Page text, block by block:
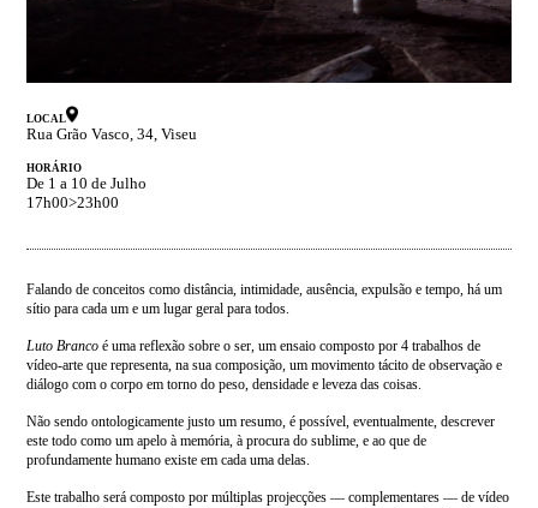
LOCAL
Rua Grão Vasco, 34, Viseu
HORÁRIO
De 1 a 10 de Julho
17h00>23h00
Falando de conceitos como distância, intimidade, ausência, expulsão e tempo, há um
sítio para cada um e um lugar geral para todos.
Luto Branco é uma reflexão sobre o ser, um ensaio composto por 4 trabalhos de
vídeo-arte que representa, na sua composição, um movimento tácito de observação e
diálogo com o corpo em torno do peso, densidade e leveza das coisas.
Não sendo ontologicamente justo um resumo, é possível, eventualmente, descrever
este todo como um apelo à memória, à procura do sublime, e ao que de
profundamente humano existe em cada uma delas.
Este trabalho será composto por múltiplas projecções — complementares — de vídeo